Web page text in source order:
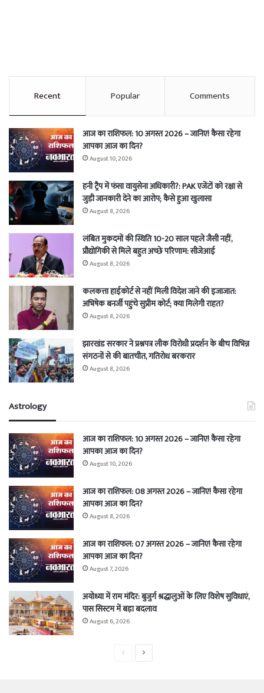
Recent Popular Comments
आज का राशिफल: 10 अगस्त 2026 – जानिए! कैसा रहेगा
आपका आज का दिन?
August 10, 2026
हनी ट्रैप में फंसा वायुसेना अधिकारी?: PAK एजेंटों को रक्षा से
जुड़ी जानकारी देने का आरोप; कैसे हुआ खुलासा
August 8, 2026
लंबित मुकदमों की स्थिति 10-20 साल पहले जैसी नहीं,
प्रौद्योगिकी से मिले बहुत अच्छे परिणाम: सीजेआई
August 8, 2026
कलकत्ता हाईकोर्ट से नहीं मिली विदेश जाने की इजाजात:
अभिषेक बनर्जी पहुंचे सुप्रीम कोर्ट; क्या मिलेगी राहत?
August 8, 2026
झारखंड सरकार ने प्रश्नपत्र लीक विरोधी प्रदर्शन के बीच विभिन्न
संगठनों से की बातचीत, गतिरोध बरकरार
August 8, 2026
Astrology
आज का राशिफल: 10 अगस्त 2026 – जानिए! कैसा रहेगा
आपका आज का दिन?
August 10, 2026
आज का राशिफल: 08 अगस्त 2026 – जानिए! कैसा रहेगा
आपका आज का दिन?
August 8, 2026
आज का राशिफल: 07 अगस्त 2026 – जानिए! कैसा रहेगा
आपका आज का दिन?
August 7, 2026
अयोध्या में राम मंदिर: बुजुर्ग श्रद्धालुओं के लिए विशेष सुविधाएं,
पास सिस्टम में बड़ा बदलाव
August 6, 2026
PreviousNext